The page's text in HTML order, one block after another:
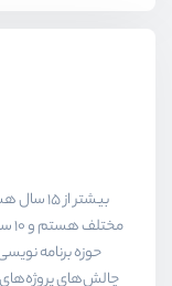
بیشتر
حوزه برنامه
چالش‌های